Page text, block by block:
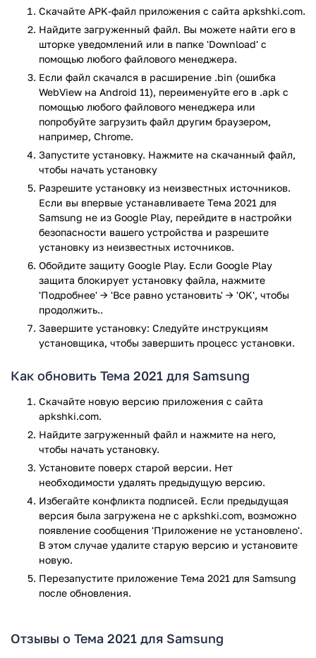
и все они подойдут на любое устройство Андроид
известной фирмы Samsung. После изменения темы
пользователь получит абсолютно новый измененный
дизайн, оформление экрана станет стильным и модным.
Кроме того, получится изменить все значки приложений,
оформить их по своему вкусу. Даже самые требовательные
клиенты здесь смогут найти для себя идеальный вариант.
Приложение имеет отличные визуальные эффекты. Даже
получится изменить шрифт и цвет, и тогда все параметры
будут полностью соответствовать внешнему виду
программы.
После установки понадобится настройка приложения,
после чего смартфон приобретет новый внешний вид. Это
абсолютно уникальный интерфейс. Каждого пользователя
порадуют яркие насыщенные цвета и прохладные значки.
Главные особенности:
множество вариантов тем, удовлетворяющих
запросы даже самых требовательных пользователей;
темы имеют разные стили, подойдут для людей,
занимающихся различной деятельностью, в том
благодаря такому оформлению смартфон будет
Приложение следует запустить, в нем откроется большое
количество разных тем. Перед установкой можно
просмотреть, как будет выглядеть при этом экран, что
изменится во внешнем виде. Благодаря этой функции
получится сразу определиться, понравится ли тема и
насколько она станет удобной при использовании. Для
удобства и быстрого поиска темы разделены на группы.
При необходимости следует воспользоваться быстрым
поиском и не просматривать другие варианты.
Преимущества приложения
При помощи данной программы получится освежить
мобильном устройстве можно будет сменить, но и кроме
Скачайте APK-файл приложения с сайта apkshki.com.
Найдите загруженный файл. Вы можете найти его в
шторке уведомлений или в папке 'Download' с
помощью любого файлового менеджера.
Если файл скачался в расширение .bin (ошибка
WebView на Android 11), переименуйте его в .apk с
помощью любого файлового менеджера или
попробуйте загрузить файл другим браузером,
например, Chrome.
Запустите установку. Нажмите на скачанный файл,
чтобы начать установку
Разрешите установку из неизвестных источников.
Если вы впервые устанавливаете Тема 2021 для
Samsung не из Google Play, перейдите в настройки
безопасности вашего устройства и разрешите
установку из неизвестных источников.
Обойдите защиту Google Play. Если Google Play
защита блокирует установку файла, нажмите
'Подробнее' → 'Все равно установить' → 'OK', чтобы
продолжить..
Завершите установку: Следуйте инструкциям
установщика, чтобы завершить процесс установки.
Как обновить Тема 2021 для Samsung
Скачайте новую версию приложения с сайта
apkshki.com.
Найдите загруженный файл и нажмите на него,
чтобы начать установку.
Установите поверх старой версии. Нет
необходимости удалять предыдущую версию.
Избегайте конфликта подписей. Если предыдущая
версия была загружена не с apkshki.com, возможно
появление сообщения 'Приложение не установлено'.
В этом случае удалите старую версию и установите
новую.
Перезапустите приложениe Тема 2021 для Samsung
после обновления.
Отзывы о Тема 2021 для Samsung